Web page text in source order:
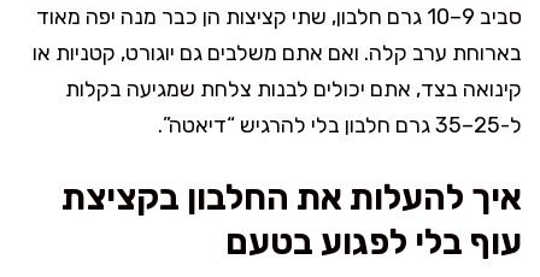
סביב 9–10 גרם חלבון, שתי קציצות הן כבר מנה יפה מאוד
בארוחת ערב קלה. ואם אתם משלבים גם יוגורט, קטניות או
קינואה בצד, אתם יכולים לבנות צלחת שמגיעה בקלות
ל-25–35 גרם חלבון בלי להרגיש “דיאטה”.
איך להעלות את החלבון בקציצת
עוף בלי לפגוע בטעם